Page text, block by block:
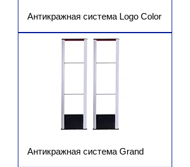
Антикражная система Logo Color
Антикражная система Grand